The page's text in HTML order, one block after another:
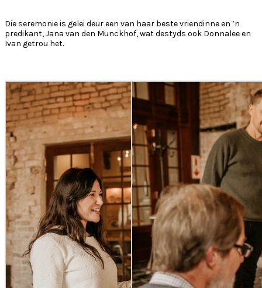
Die seremonie is gelei deur een van haar beste vriendinne en ’n
predikant, Jana van den Munckhof, wat destyds ook Donnalee en
Ivan getrou het.